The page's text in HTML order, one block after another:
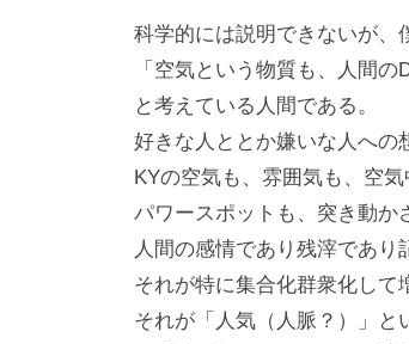
科学的には説明できないが、
「空気という物質も、人間
と考えている人間である。
好きな人ととか嫌いな人への
KYの空気も、雰囲気も、空
パワースポットも、突き動か
人間の感情であり残滓であり
それが特に集合化群衆化して
それが「人気（人脈？）」と